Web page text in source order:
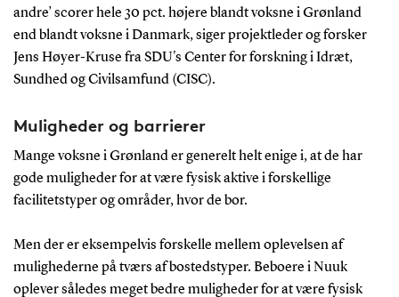
andre’ scorer hele 30 pct. højere blandt voksne i Grønland
end blandt voksne i Danmark, siger projektleder og forsker
Jens Høyer-Kruse fra SDU's Center for forskning i Idræt,
Sundhed og Civilsamfund (CISC).
Muligheder og barrierer
Mange voksne i Grønland er generelt helt enige i, at de har
gode muligheder for at være fysisk aktive i forskellige
facilitetstyper og områder, hvor de bor.
Men der er eksempelvis forskelle mellem oplevelsen af
mulighederne på tværs af bostedstyper. Beboere i Nuuk
oplever således meget bedre muligheder for at være fysisk